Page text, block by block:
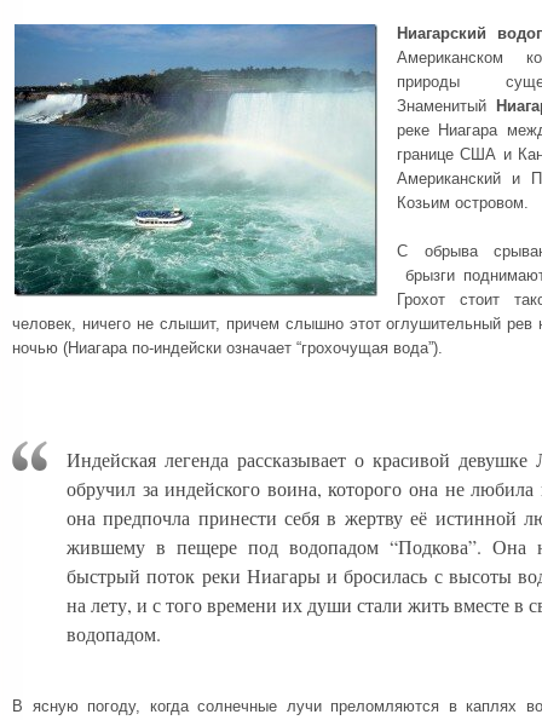
Ниагарский
Американском
природы
Знаменитый
реке Ниагара
границе США и
Американский и
Козьим островом.
С обрыва
брызги
Грохот стоит
человек, ничего не слышит, причем слышно этот оглушительный рев
ночью (Ниагара по-индейски означает “грохочущая вода”).
Индейская легенда рассказывает о красивой девушке
обручил за индейского воина, которого она не любила
она предпочла принести себя в жертву её истинной
жившему в пещере под водопадом “Подкова”. Она
быстрый поток реки Ниагары и бросилась с высоты
на лету, и с того времени их души стали жить вместе в
водопадом.
В ясную погоду, когда солнечные лучи преломляются в каплях